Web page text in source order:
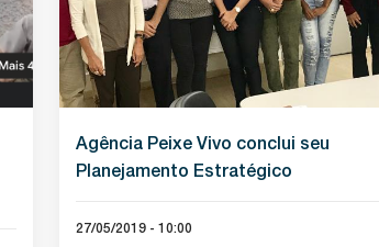
Agência Peixe Vivo conclui seu
Planejamento Estratégico
27/05/2019 - 10:00